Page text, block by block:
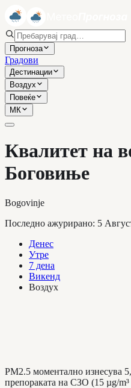
Прогноза
Градови
Дестинации
Воздух
Повеќе
МК
Квалитет на
Боговиње
Bogovinje
Последно ажурирано: 5
Денес
Утре
7 дена
Викенд
Воздух
PM2.5 моментално изнесува
препораката на СЗО (15 µg/